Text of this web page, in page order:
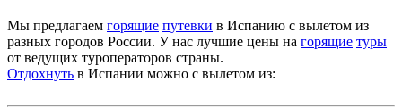
Мы предлагаем горящие путевки в Испанию с вылетом из
разных городов России. У нас лучшие цены на горящие туры
от ведущих туроператоров страны.
Отдохнуть в Испании можно с вылетом из: